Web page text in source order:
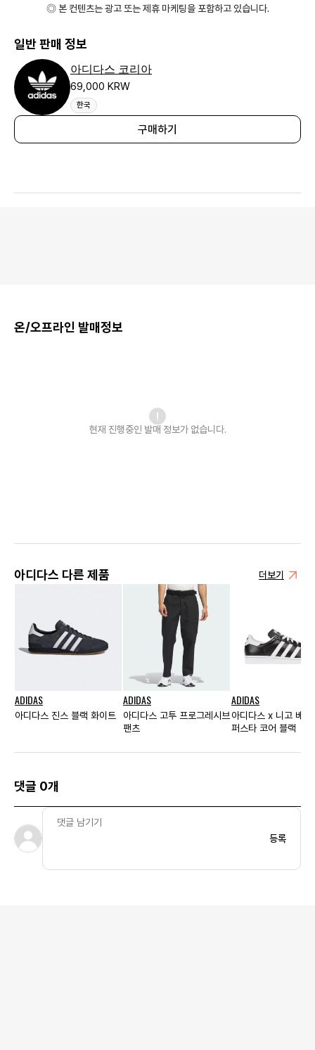
◎ 본 컨텐츠는 광고 또는 제휴 마케팅을 포함하고 있습니다.
일반 판매 정보
아디다스 코리아
69,000 KRW
한국
구매하기
온/오프라인 발매정보
현재 진행중인 발매 정보가 없습니다.
아디다스 다른 제품 더보기
ADIDAS
아디다스 진스 블랙 화이트
ADIDAS
아디다스 고투 프로그레시브
팬츠
ADIDAS
아디다스 x 니고 베어
퍼스타 코어 블랙
댓글 0개
등록